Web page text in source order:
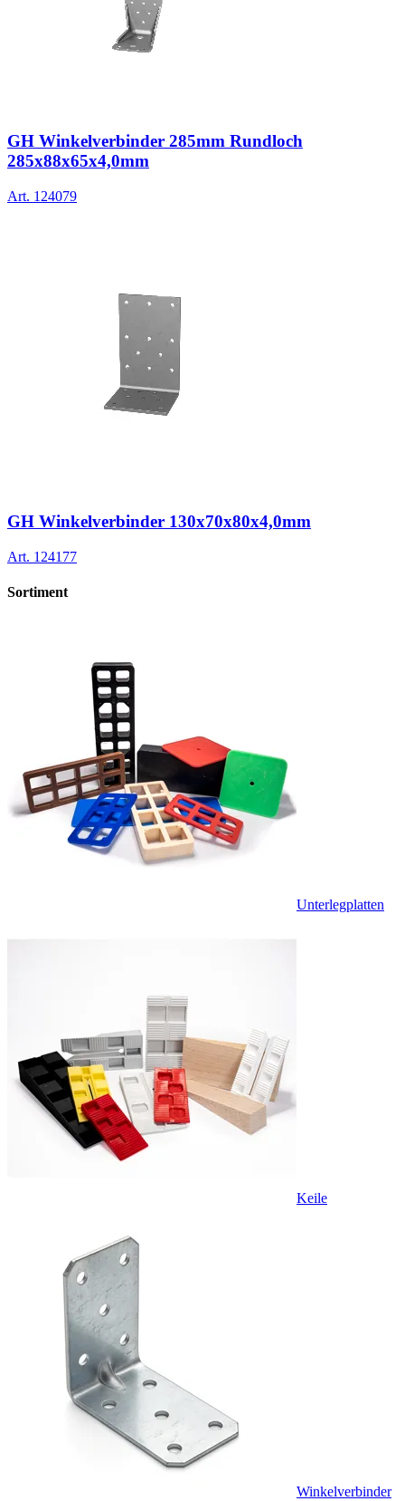
GH Winkelverbinder 285mm Rundloch
285x88x65x4,0mm
Art. 124079
GH Winkelverbinder 130x70x80x4,0mm
Art. 124177
Sortiment
Unterlegplatten
Keile
Winkelverbinder